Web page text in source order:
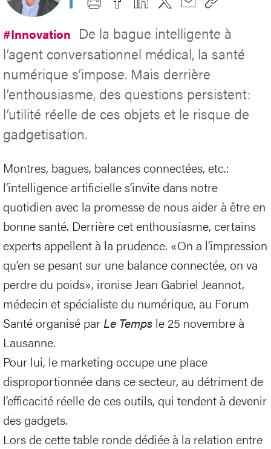
#Innovation De la bague intelligente à
l’agent conversationnel médical, la santé
numérique s’impose. Mais derrière
l’enthousiasme, des questions persistent:
l’utilité réelle de ces objets et le risque de
gadgetisation.
Montres, bagues, balances connectées, etc.:
l’intelligence artificielle s’invite dans notre
quotidien avec la promesse de nous aider à être en
bonne santé. Derrière cet enthousiasme, certains
experts appellent à la prudence. «On a l’impression
qu’en se pesant sur une balance connectée, on va
perdre du poids», ironise Jean Gabriel Jeannot,
médecin et spécialiste du numérique, au Forum
Santé organisé parLe Temps le 25 novembre à
Lausanne.
Pour lui, le marketing occupe une place
disproportionnée dans ce secteur, au détriment de
l’efficacité réelle de ces outils, qui tendent à devenir
des gadgets.
Lors de cette table ronde dédiée à la relation entre